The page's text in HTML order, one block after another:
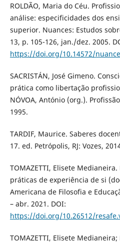
ROLDÃO, Maria do Céu.
análise: especificidades dos
superior. Nuances: Estudos
13, p. 105-126, jan./dez. 2005.
https://doi.org/10.14572/
SACRISTÁN, José Gimeno.
prática como libertação
NÓVOA, António (org.).
1995.
TARDIF, Maurice. Saberes
17. ed. Petrópolis, RJ: Vozes,
TOMAZETTI, Elisete
práticas de experiência de si
Americana de Filosofia e
– abr. 2021. DOI:
https://doi.org/10.26512/
TOMAZETTI, Elisete Medianeira;